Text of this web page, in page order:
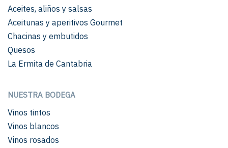
Aceites, aliños y salsas
Aceitunas y aperitivos Gourmet
Chacinas y embutidos
Quesos
La Ermita de Cantabria
NUESTRA BODEGA
Vinos tintos
Vinos blancos
Vinos rosados